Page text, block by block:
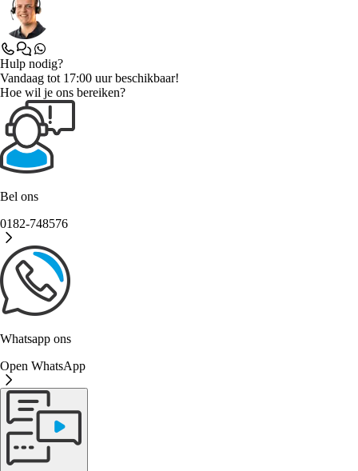
Hulp nodig?
Vandaag tot 17:00 uur beschikbaar!
Hoe wil je ons bereiken?
Bel ons
0182-748576
Whatsapp ons
Open WhatsApp